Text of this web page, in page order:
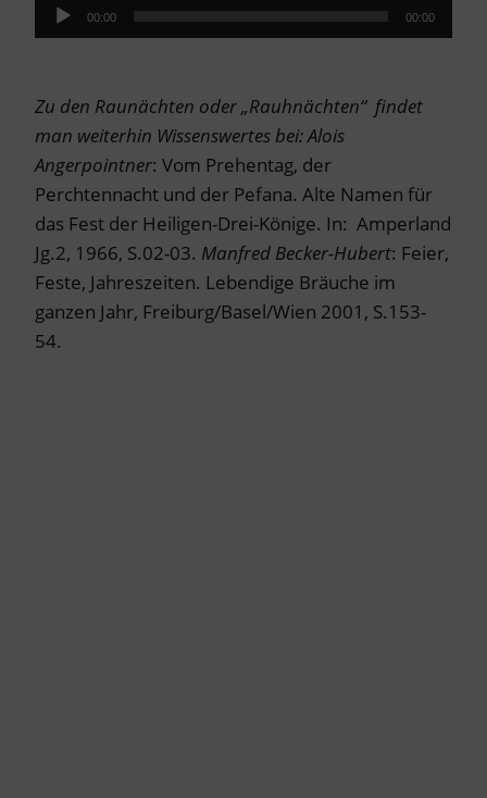
Audio-
Player
00:00 00:00
Zu den Raunächten oder „Rauhnächten“ findet
man weiterhin Wissenswertes bei:Alois
Angerpointner: Vom Prehentag, der
Perchtennacht und der Pefana. Alte Namen für
das Fest der Heiligen-Drei-Könige. In: Amperland
Jg.2, 1966, S.02-03. Manfred Becker-Hubert: Feier,
Feste, Jahreszeiten. Lebendige Bräuche im
ganzen Jahr, Freiburg/Basel/Wien 2001, S.153-
54.